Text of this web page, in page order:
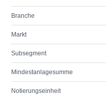
Branche
Markt
Subsegment
Mindestanlagesumme
Notierungseinheit